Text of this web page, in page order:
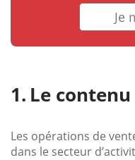
Je
Le
Les opérations de
dans le secteur